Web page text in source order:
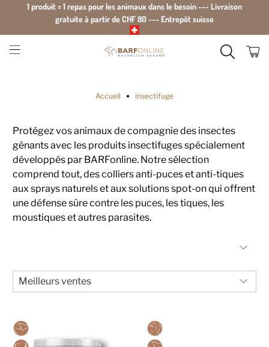
1 produit = 1 repas pour les animaux dans le besoin --- Livraison
gratuite à partir de CHF 80 --- Entrepôt suisse
Accueil insectifuge
Protégez vos animaux de compagnie des insectes
gênants avec les produits insectifuges spécialement
développés par BARFonline. Notre sélection
comprend tout, des colliers anti-puces et anti-tiques
aux sprays naturels et aux solutions spot-on qui offrent
une défense sûre contre les puces, les tiques, les
moustiques et autres parasites.